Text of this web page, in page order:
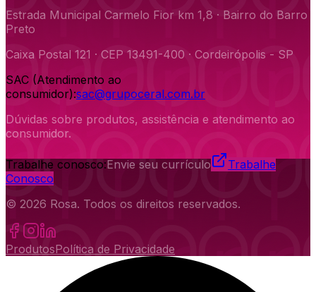
Estrada Municipal Carmelo Fior km 1,8 · Bairro do Barro
Preto
Caixa Postal 121 · CEP 13491-400 · Cordeirópolis - SP
SAC (Atendimento ao
consumidor):sac@grupoceral.com.br
Dúvidas sobre produtos, assistência e atendimento ao
consumidor.
Trabalhe conosco:Envie seu currículo
Trabalhe
Conosco
© 2026 Rosa. Todos os direitos reservados.
ProdutosPolítica de Privacidade